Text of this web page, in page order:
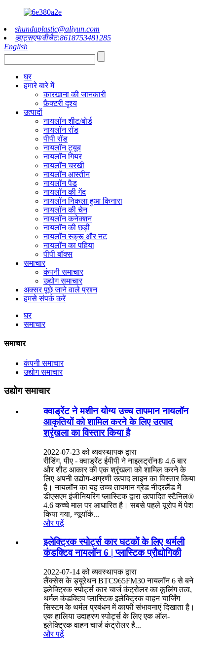
shundaplastic@aliyun.com
व्हाट्सएप/वीचैट:8618753481285
English
घर
हमारे बारे में
कारखाना की जानकारी
फ़ैक्टरी दृश्य
उत्पादों
नायलॉन शीट/बोर्ड
नायलॉन रॉड
पीपी रॉड
नायलॉन ट्यूब
नायलॉन गियर
नायलॉन चरखी
नायलॉन आस्तीन
नायलॉन पैड
नायलॉन की गेंद
नायलॉन निकला हुआ किनारा
नायलॉन की चेन
नायलॉन कनेक्शन
नायलॉन की छड़ी
नायलॉन स्क्रू और नट
नायलॉन का पहिया
पीपी बॉक्स
समाचार
कंपनी समाचार
उद्योग समाचार
अक्सर पूछे जाने वाले प्रश्न
हमसे संपर्क करें
घर
समाचार
समाचार
कंपनी समाचार
उद्योग समाचार
उद्योग समाचार
क्वाड्रेंट ने मशीन योग्य उच्च तापमान नायलॉन
आकृतियों को शामिल करने के लिए उत्पाद
श्रृंखला का विस्तार किया है
2022-07-23 को व्यवस्थापक द्वारा
रीडिंग, पीए - क्वाड्रेंट ईपीपी ने नाइलट्रॉन® 4.6 बार
और शीट आकार की एक श्रृंखला को शामिल करने के
लिए अपनी उद्योग-अग्रणी उत्पाद लाइन का विस्तार किया
है। नायलॉन का यह उच्च तापमान ग्रेड नीदरलैंड में
डीएसएम इंजीनियरिंग प्लास्टिक द्वारा उत्पादित स्टैनिल®
4.6 कच्चे माल पर आधारित है। सबसे पहले यूरोप में पेश
किया गया, न्यूयॉर्क...
और पढ़ें
इलेक्ट्रिक स्पोर्ट्स कार घटकों के लिए थर्मली
कंडक्टिव नायलॉन 6 | प्लास्टिक प्रौद्योगिकी
2022-07-14 को व्यवस्थापक द्वारा
लैंक्सेस के ड्यूरेथन BTC965FM30 नायलॉन 6 से बने
इलेक्ट्रिक स्पोर्ट्स कार चार्ज कंट्रोलर का कूलिंग तत्व,
थर्मल कंडक्टिव प्लास्टिक इलेक्ट्रिक वाहन चार्जिंग
सिस्टम के थर्मल प्रबंधन में काफी संभावनाएं दिखाता है।
एक हालिया उदाहरण स्पोर्ट्स के लिए एक ऑल-
इलेक्ट्रिक वाहन चार्ज कंट्रोलर है...
और पढ़ें